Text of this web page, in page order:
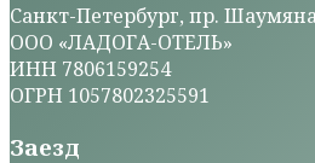
Санкт-Петербург, пр.
ООО «ЛАДОГА-ОТЕЛЬ»
ИНН 7806159254
ОГРН 1057802325591
Заезд